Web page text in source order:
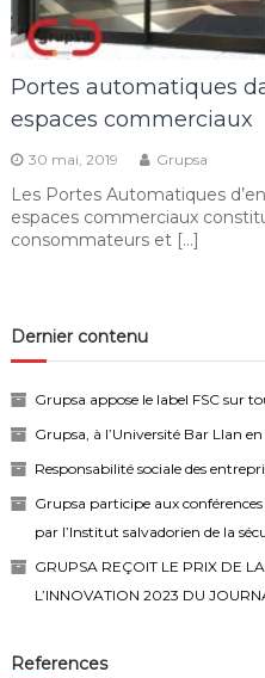
Portes automatiques
espaces commerciaux
30 mai, 2019 Grupsa
Les Portes Automatiques
espaces commerciaux
consommateurs et […]
Dernier contenu
Grupsa appose le label FSC sur
Grupsa, à l’Université Bar Llan en
Responsabilité sociale des
Grupsa participe aux
par l’Institut salvadorien de la
GRUPSA REÇOIT LE PRIX DE
L’INNOVATION 2023 DU
References